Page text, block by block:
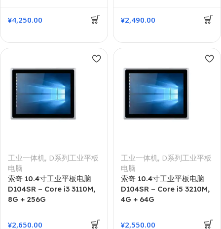
¥4,250.00 ¥2,490.00
工业一体机, D系列工业平板
电脑
索奇 10.4寸工业平板电脑
D104SR – Core i3 3110M,
8G + 256G
¥2,650.00
工业一体机, D系列工业平板
电脑
索奇 10.4寸工业平板电脑
D104SR – Core i5 3210M,
4G + 64G
¥2,550.00